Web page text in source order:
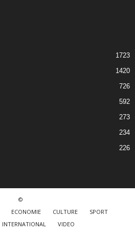
1723
1420
726
592
273
234
226
©
ECONOMIE CULTURE
SPORT
INTERNATIONAL VIDEO